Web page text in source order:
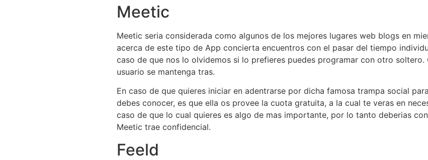
Meetic
Meetic seria considerada como algunos de los mejores lugares web blogs en
acerca de este tipo de App concierta encuentros con el pasar del tiempo
caso de que nos lo olvidemos si lo prefieres puedes programar con otro soltero.
usuario se mantenga tras.
En caso de que quieres iniciar en adentrarse por dicha famosa trampa social
debes conocer, es que ella os provee la cuota gratuita, a la cual te veras en
caso de que lo cual quieres es algo de mas importante, por lo tanto deberias
Meetic trae confidencial.
Feeld